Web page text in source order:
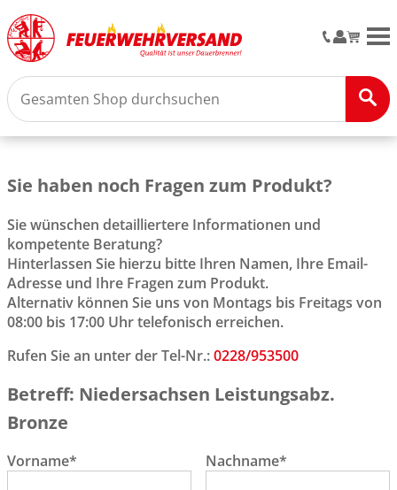
Sie haben noch Fragen zum Produkt?
Sie wünschen detailliertere Informationen und
kompetente Beratung?
Hinterlassen Sie hierzu bitte Ihren Namen, Ihre Email-
Adresse und Ihre Fragen zum Produkt.
Alternativ können Sie uns von Montags bis Freitags von
08:00 bis 17:00 Uhr telefonisch erreichen.
Rufen Sie an unter der Tel-Nr.:0228/953500
Betreff: Niedersachsen Leistungsabz.
Bronze
Vorname* Nachname*